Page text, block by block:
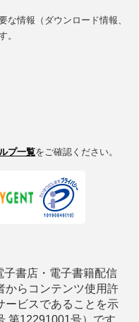
な情報（ダウンロード情報、
。
プ一覧をご確認ください。
書店・電子書籍配信
からコンテンツ使用許
ービスであることを示
第12291001号）です。